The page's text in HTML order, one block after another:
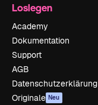
Loslegen
Academy
Dokumentation
Support
AGB
Datenschutzerklärung
Originale Neu